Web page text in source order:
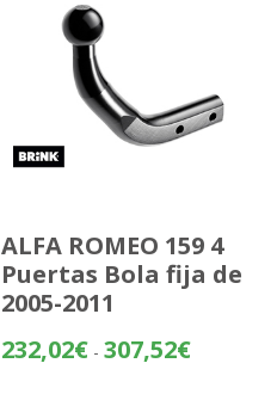
ALFA ROMEO 159 4
Puertas Bola fija de
2005-2011
232,02€ - 307,52€Rango